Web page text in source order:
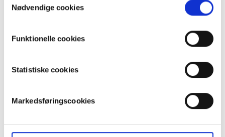
siden om cookiepolitik. Læs
vores cookiepolitik herog
Nødvendige cookies
Funktionelle cookies
Statistiske cookies
Markedsføringscookies
Relaterede artikler
penge på min konto?
udlandet?